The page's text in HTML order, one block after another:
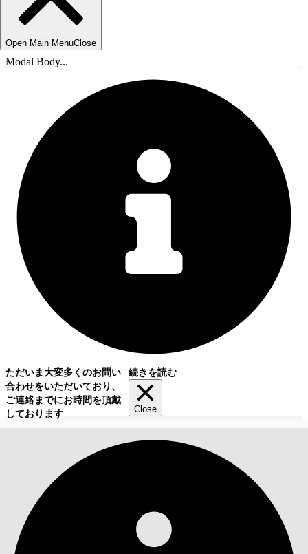
Open Main MenuClose
Modal Body...
ただいま大変多くのお問い
合わせをいただいており、
ご連絡までにお時間を頂戴
しております
続きを読む
Close
目次